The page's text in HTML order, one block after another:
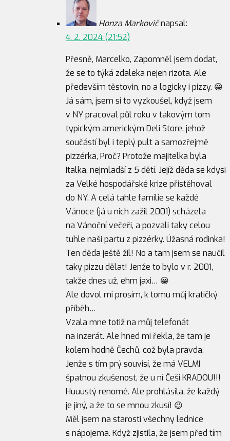
Honza Markovičnapsal:
4. 2. 2024 (21:52)
Přesně, Marcelko, Zapomněl jsem dodat,
že se to týká zdaleka nejen rizota. Ale
především těstovin, no a logicky i pizzy. 😀
Já sám, jsem si to vyzkoušel, když jsem
v NY pracoval půl roku v takovým tom
typickým americkým Deli Store, jehož
součástí byl i teplý pult a samozřejmě
pizzérka, Proč? Protože majitelka byla
Italka, nejmladší z 5 dětí. Jejíž děda se kdysi
za Velké hospodářské krize přistěhoval
do NY. A celá tahle familie se každé
Vánoce (já u nich zažil 2001) scházela
na Vánoční večeři, a pozvali taky celou
tuhle naši partu z pizzérky. Úžasná rodinka!
Ten děda ještě žil! No a tam jsem se naučil
taky pizzu dělat! Jenže to bylo v r. 2001,
takže dnes už, ehm jaxi… 😀
Ale dovol mi prosím, k tomu můj kratičký
příběh…
Vzala mne totiž na můj telefonát
na inzerát. Ale hned mi řekla, že tam je
kolem hodně Čechů, což byla pravda.
Jenže s tím prý souvisí, že má VELMI
špatnou zkušenost, že u ní Češi KRADOU!!!
Huuustý renomé. Ale prohlásila, že každý
je jiný, a že to se mnou zkusí! 😉
Měl jsem na starosti všechny lednice
s nápojema. Když zjistila, že jsem před tím